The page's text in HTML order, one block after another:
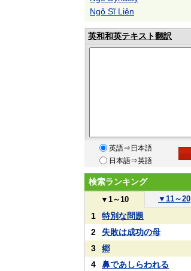
Ngô Sĩ Liên
英和和英テキスト翻訳
英語⇒日本語
日本語⇒英語
検索ランキング
▼ 1～10 ▼ 11～20
1
特別な問題
2
失敗は成功の母
3
郷
4
鼻であしらわれる